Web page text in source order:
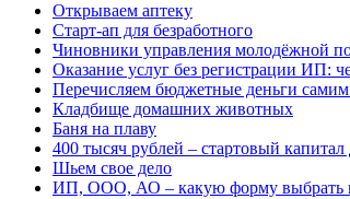
Открываем аптеку
Старт-ап для безработного
Чиновники управления молодёжной
Оказание услуг без регистрации ИП:
Перечисляем бюджетные деньги самим
Кладбище домашних животных
Баня на плаву
400 тысяч рублей – стартовый капитал
Шьем свое дело
ИП, ООО, АО – какую форму выбрать